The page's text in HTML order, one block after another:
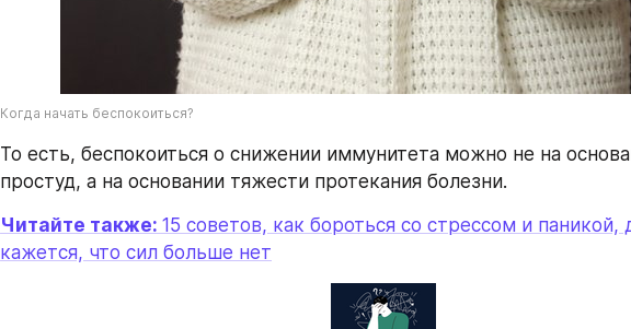
Когда начать беспокоиться?
То есть, беспокоиться о снижении иммунитета можно не на
простуд, а на основании тяжести протекания болезни.
Читайте также: 15 советов, как бороться со стрессом и паникой,
кажется, что сил больше нет